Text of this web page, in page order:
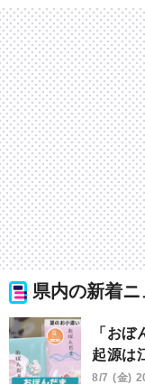
県内の新着ニ
「お
起源は
8/7 (金)